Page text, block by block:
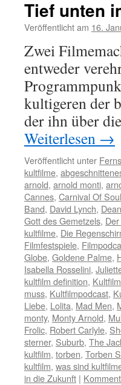
Tief unten
Veröffentlicht am 16.
Zwei
entweder
kultigeren der
der ihn über
Weiterlesen →
Veröffentlicht unter
kultfilme,
arnold, arnold monti,
Cannes, Carnival Of
Band, David Lynch,
Gott des Gemetzels,
kultfilme, Die
Filmfestspiele,
Globe, Goldene Palme,
Isabella Rosselini,
kultfilm definition,
muss, Kultfilmpodcast,
Liebe, Lolita, Mad Men,
monty, Monty Arnold,
Frolic, Robert Carlyle,
sterner, Suburb, The
kultfilm, torben, Torben
kultfilm, was sind
in die Zukunft |